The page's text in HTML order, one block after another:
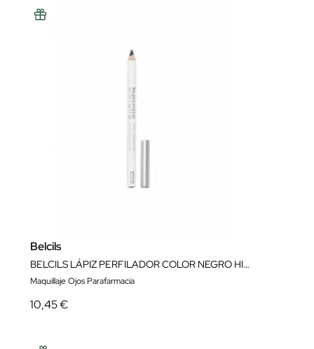
Belcils
BELCILS LÁPIZ PERFILADOR COLOR NEGRO HIPOALERGÉNICO
Maquillaje Ojos Parafarmacia
10,45 €